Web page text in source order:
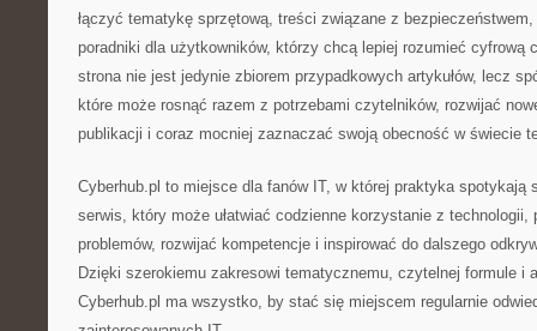
łączyć tematykę sprzętową, treści związane z
poradniki dla użytkowników, którzy chcą lepiej rozumieć cyfrową
strona nie jest jedynie zbiorem przypadkowych artykułów, lecz
które może rosnąć razem z potrzebami czytelników, rozwijać
publikacji i coraz mocniej zaznaczać swoją obecność w świecie
Cyberhub.pl to miejsce dla fanów IT, w której praktyka spotykają
serwis, który może ułatwiać codzienne korzystanie z technologii,
problemów, rozwijać kompetencje i inspirować do dalszego
Dzięki szerokiemu zakresowi tematycznemu, czytelnej formule i
Cyberhub.pl ma wszystko, by stać się miejscem regularnie